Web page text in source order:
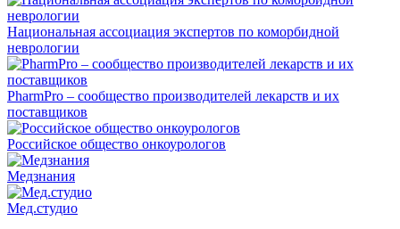
Национальная ассоциация экспертов по коморбидной
неврологии
PharmPro – сообщество производителей лекарств и их
поставщиков
Российское общество онкоурологов
Медзнания
Мед.студио